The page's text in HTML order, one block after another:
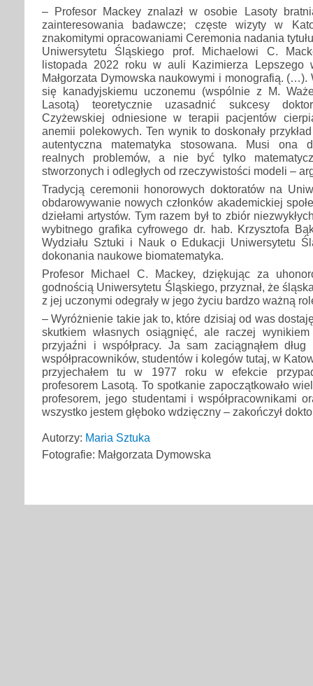
– Profesor Mackey znalazł w osobie Lasoty
zainteresowania badawcze; częste wizyty w
znakomitymi opracowaniami Ceremonia nadania
Uniwersytetu Śląskiego prof. Michaelowi C.
listopada 2022 roku w auli Kazimierza Lepszego
Małgorzata Dymowska naukowymi i monografią. (…).
się kanadyjskiemu uczonemu (wspólnie z M.
Lasotą) teoretycznie uzasadnić sukcesy
Czyżewskiej odniesione w terapii pacjentów
anemii polekowych. Ten wynik to doskonały
autentyczna matematyka stosowana. Musi ona
realnych problemów, a nie być tylko
stworzonych i odległych od rzeczywistości modeli –
Tradycją ceremonii honorowych doktoratów na
obdarowywanie nowych członków akademickiej
dziełami artystów. Tym razem był to zbiór
wybitnego grafika cyfrowego dr. hab. Krzysztofa
Wydziału Sztuki i Nauk o Edukacji Uniwersytetu
dokonania naukowe biomatematyka.
Profesor Michael C. Mackey, dziękując za
godnością Uniwersytetu Śląskiego, przyznał, że
z jej uczonymi odegrały w jego życiu bardzo ważną
– Wyróżnienie takie jak to, które dzisiaj od was
skutkiem własnych osiągnięć, ale raczej
przyjaźni i współpracy. Ja sam zaciągnąłem
współpracowników, studentów i kolegów tutaj, w
przyjechałem tu w 1977 roku w efekcie
profesorem Lasotą. To spotkanie zapoczątkowało
profesorem, jego studentami i współpracownikami
wszystko jestem głęboko wdzięczny – zakończył
Autorzy: Maria Sztuka
Fotografie: Małgorzata Dymowska